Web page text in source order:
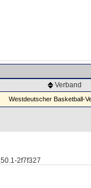
Verband
Westdeutscher Basketball-
2f7f327